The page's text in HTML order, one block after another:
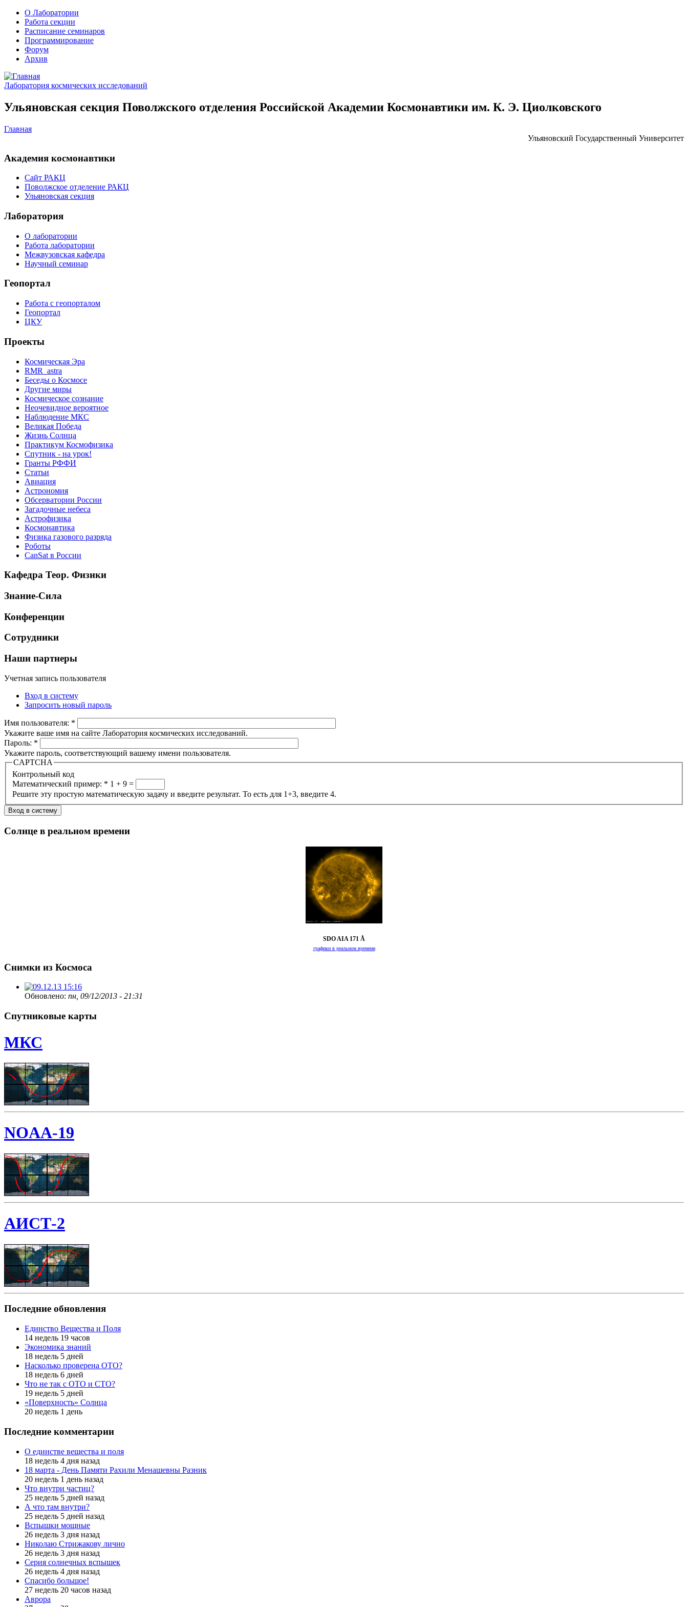
О Лаборатории
Работа секции
Расписание семинаров
Программирование
Форум
Архив
Лаборатория космических исследований
Ульяновская секция Поволжского отделения Российской Академии Космонавтики им. К. Э. Циолковского
Главная
Ульяновский Государственный Университет
Академия космонавтики
Сайт РАКЦ
Поволжское отделение РАКЦ
Ульяновская секция
Лаборатория
О лаборатории
Работа лаборатории
Межвузовская кафедра
Научный семинар
Геопортал
Работа с геопорталом
Геопортал
ЦКУ
Проекты
Космическая Эра
RMR_astra
Беседы о Космосе
Другие миры
Космическое сознание
Неочевидное вероятное
Наблюдение МКС
Великая Победа
Жизнь Солнца
Практикум Космофизика
Спутник - на урок!
Гранты РФФИ
Статьи
Авиация
Астрономия
Обсерватории России
Загадочные небеса
Астрофизика
Космонавтика
Физика газового разряда
Роботы
CanSat в России
Кафедра Теор. Физики
Знание-Сила
Конференции
Сотрудники
Наши партнеры
Учетная запись пользователя
Вход в систему
Запросить новый пароль
Имя пользователя: *
Укажите ваше имя на сайте Лаборатория космических исследований.
Пароль: *
Укажите пароль, соответствующий вашему имени пользователя.
CAPTCHA
Контрольный код
Математический пример: * 1 + 9 =
Решите эту простую математическую задачу и введите результат. То есть для 1+3, введите 4.
Солнце в реальном времени
SDO AIA 171 Å
графики в реальном времени
Снимки из Космоса
Обновлено: пн, 09/12/2013 - 21:31
Спутниковые карты
МКС
NOAA-19
АИСТ-2
Последние обновления
Единство Вещества и Поля
14 недель 19 часов
Экономика знаний
18 недель 5 дней
Насколько проверена ОТО?
18 недель 6 дней
Что не так с ОТО и СТО?
19 недель 5 дней
«Поверхность» Солнца
20 недель 1 день
Последние комментарии
О единстве вещества и поля
18 недель 4 дня назад
18 марта - День Памяти Рахили Менашевны Разник
20 недель 1 день назад
Что внутри частиц?
25 недель 5 дней назад
А что там внутри?
25 недель 5 дней назад
Вспышки мощные
26 недель 3 дня назад
Николаю Стрижакову лично
26 недель 3 дня назад
Серия солнечных вспышек
26 недель 4 дня назад
Спасибо большое!
27 недель 20 часов назад
Аврора